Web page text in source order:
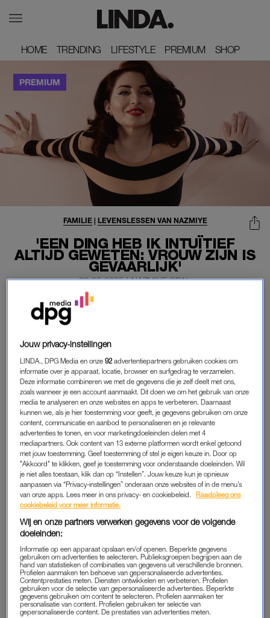
HOME
HOME TRENDING
TRENDING LIFESTYLE
LIFESTYLE PREMIUM
PREMIUM SHOP
SHOP
'EEN DING HEB IK INTUÏTIEF
ALTIJD GEWETEN: VROUW ZIJN IS
GEVAARLIJK'
FAMILIE| LEVENSLESSEN VAN NAZMIYE
02-09-2025 | NAZMIYE ORAL
LEES VERDER MET
PREMIUM
Krijg onbeperkt toegang tot alle
artikelen
Lees LINDA.magazine online
Geniet van te gekke winacties en
lekkere puzzels
Maandelijks opzegbaar
START GRATIS MAAND
Daarna €5,95 per maand
Al abonnee? Log in
Jouw privacy-instellingen
LINDA., DPG Media en onze92 advertentiepartners gebruiken cookies om
informatie over je apparaat, locatie, browser en surfgedrag te verzamelen.
Deze informatie combineren we met de gegevens die je zelf deelt met ons,
zoals wanneer je een account aanmaakt. Dit doen we om het gebruik van onze
media te analyseren en onze websites en apps te verbeteren. Daarnaast
kunnen we, als je hier toestemming voor geeft, je gegevens gebruiken om onze
content, communicatie en aanbod te personaliseren en je relevante
advertenties te tonen, en voor marketingdoeleinden delen met 4
mediapartners. Ook content van 13 externe platformen wordt enkel getoond
met jouw toestemming. Geef toestemming of stel je eigen keuze in. Door op
"Akkoord" te klikken, geef je toestemming voor onderstaande doeleinden. Wil
je niet alles toestaan, klik dan op “Instellen”. Jouw keuze kun je opnieuw
aanpassen via “Privacy-instellingen” onderaan onze websites of in de menu’s
van onze apps. Lees meer in ons privacy- en cookiebeleid.
Raadpleeg ons
cookiebeleid voor meer informatie.
Wij en onze partners verwerken gegevens voor de volgende
doeleinden:
Informatie op een apparaat opslaan en/of openen. Beperkte gegevens
gebruiken om advertenties te selecteren. Publieksgroepen begrijpen aan de
hand van statistieken of combinaties van gegevens uit verschillende bronnen.
Profielen aanmaken ten behoeve van gepersonaliseerde advertenties.
Contentprestaties meten. Diensten ontwikkelen en verbeteren. Profielen
gebruiken voor de selectie van gepersonaliseerde advertenties. Beperkte
gegevens gebruiken om content te selecteren. Profielen aanmaken ter
personalisatie van content. Profielen gebruiken ter selectie van
gepersonaliseerde content. De prestaties van advertenties meten.